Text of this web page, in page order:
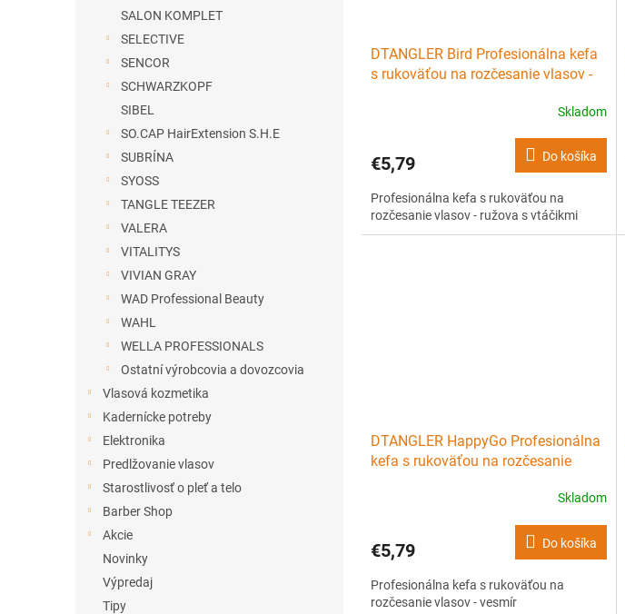
SALON KOMPLET
SELECTIVE
SENCOR
SCHWARZKOPF
SIBEL
SO.CAP HairExtension S.H.E
SUBRÍNA
SYOSS
TANGLE TEEZER
VALERA
VITALITYS
VIVIAN GRAY
WAD Professional Beauty
WAHL
WELLA PROFESSIONALS
Ostatní výrobcovia a dovozcovia
Vlasová kozmetika
Kadernícke potreby
Elektronika
Predlžovanie vlasov
Starostlivosť o pleť a telo
Barber Shop
Akcie
Novinky
Výpredaj
Tipy
DTANGLER Bird Profesionálna kefa
s rukoväťou na rozčesanie vlasov -
Skladom
€5,79 Do košíka
Profesionálna kefa s rukoväťou na
rozčesanie vlasov - ružova s vtáčikmi
DTANGLER HappyGo Profesionálna
kefa s rukoväťou na rozčesanie
Skladom
€5,79 Do košíka
Profesionálna kefa s rukoväťou na
rozčesanie vlasov - vesmír